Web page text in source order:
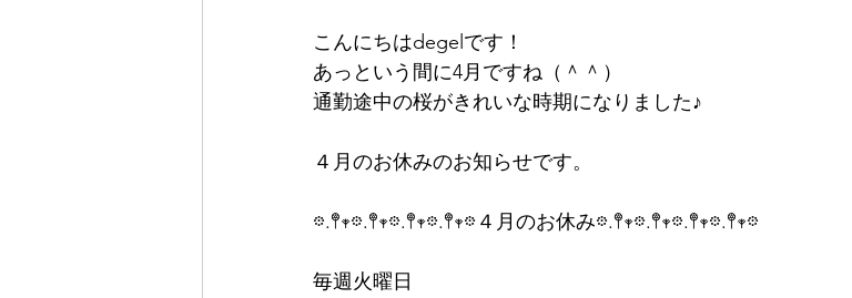
こんにちはdegelです！
あっという間に4月ですね（＾＾）
通勤途中の桜がきれいな時期になりました♪
４月のお休みのお知らせです。
𖡼.𖤣𖥧𖡼.𖤣𖥧𖡼.𖤣𖥧𖡼.𖤣𖥧𖡼４月のお休み𖡼.𖤣𖥧𖡼.𖤣𖥧𖡼.𖤣𖥧𖡼.𖤣𖥧𖡼
毎週火曜日